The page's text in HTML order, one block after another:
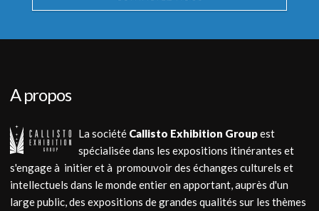
A propos
La société Callisto Exhibition Groupest
spécialisée dans les expositions itinérantes et
s'engage à initier et à promouvoir des échanges culturels et
intellectuels dans le monde entier en apportant, auprès d'un
large public, des expositions de grandes qualités sur les thèmes